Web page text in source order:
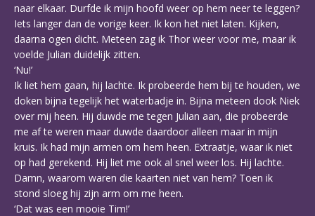
naar elkaar. Durfde ik mijn hoofd weer op hem neer te leggen?
Iets langer dan de vorige keer. Ik kon het niet laten. Kijken,
daarna ogen dicht. Meteen zag ik Thor weer voor me, maar ik
voelde Julian duidelijk zitten.
‘Nu!’
Ik liet hem gaan, hij lachte. Ik probeerde hem bij te houden, we
doken bijna tegelijk het waterbadje in. Bijna meteen dook Niek
over mij heen. Hij duwde me tegen Julian aan, die probeerde
me af te weren maar duwde daardoor alleen maar in mijn
kruis. Ik had mijn armen om hem heen. Extraatje, waar ik niet
op had gerekend. Hij liet me ook al snel weer los. Hij lachte.
Damn, waarom waren die kaarten niet van hem? Toen ik
stond sloeg hij zijn arm om me heen.
‘Dat was een mooie Tim!’